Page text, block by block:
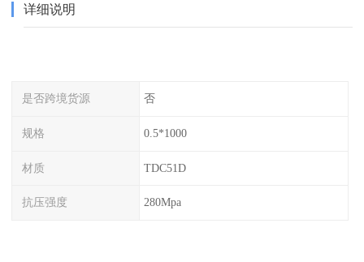
详细说明
是否跨境货源 否
规格 0.5*1000
材质 TDC51D
抗压强度 280Mpa